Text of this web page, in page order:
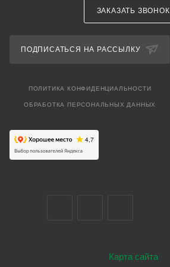
ЗАКАЗАТЬ ЗВОНОК
ПОДПИСАТЬСЯ НА РАССЫЛКУ
ПОЛИТИКА КОНФИДЕНЦИАЛЬНОСТИ
ОБРАБОТКА ПЕРСОНАЛЬНЫХ ДАННЫХ
Карта сайта